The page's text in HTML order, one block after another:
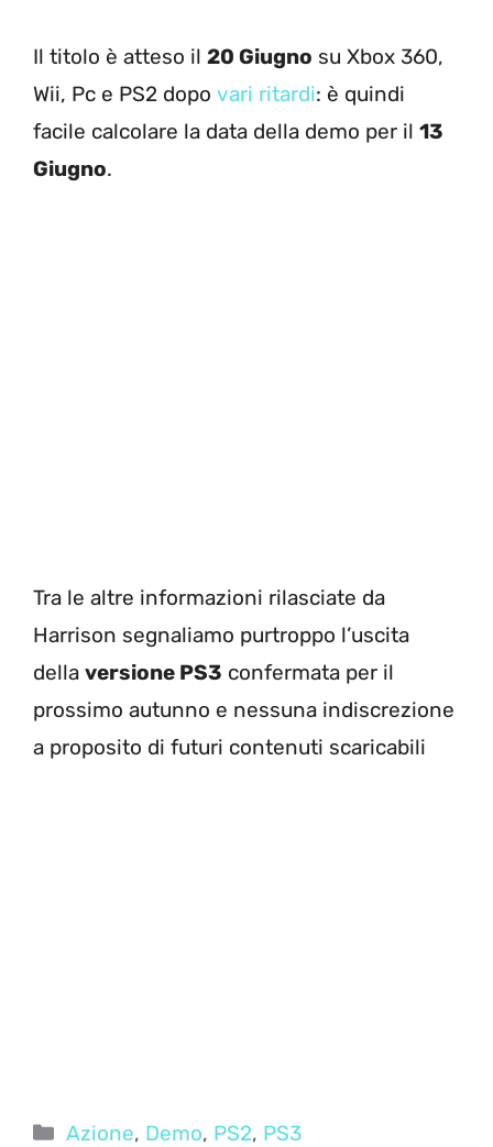
Il titolo è atteso il 20 Giugno su Xbox 360,
Wii, Pc e PS2 dopo vari ritardi: è quindi
facile calcolare la data della demo per il 13
Giugno.
Tra le altre informazioni rilasciate da
Harrison segnaliamo purtroppo l’uscita
della versione PS3 confermata per il
prossimo autunno e nessuna indiscrezione
a proposito di futuri contenuti scaricabili
Categorie
Azione, Demo, PS2, PS3